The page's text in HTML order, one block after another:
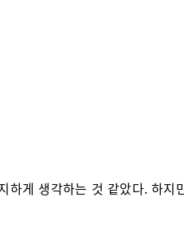
하게 생각하는 것 같았다. 하지